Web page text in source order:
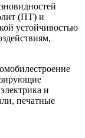
(ПТ) и
устойчивостью
и
печатные